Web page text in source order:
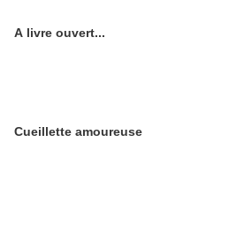
A livre ouvert...
Cueillette amoureuse